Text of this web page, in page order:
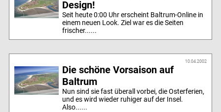
Design!
Seit heute 0:00 Uhr erscheint Baltrum-Online in
einem neuen Look. Ziel war es die Seiten
frischer......
10.04.2002
Die schöne Vorsaison auf
Baltrum
Nun sind sie fast überall vorbei, die Osterferien,
und es wird wieder ruhiger auf der Insel.
Also......